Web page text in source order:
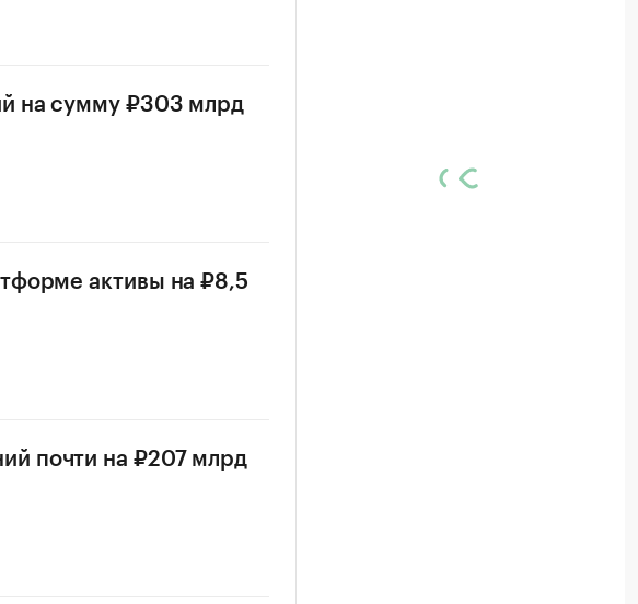
на сумму ₽303 млрд
активы на ₽8,5
почти на ₽207 млрд